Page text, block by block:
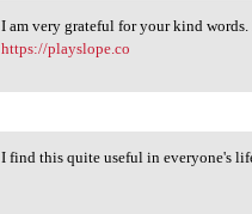
I am very grateful for your
I am very grateful for your kind
https://playslope.co
I find this quite useful in
I find this quite useful in everyone's